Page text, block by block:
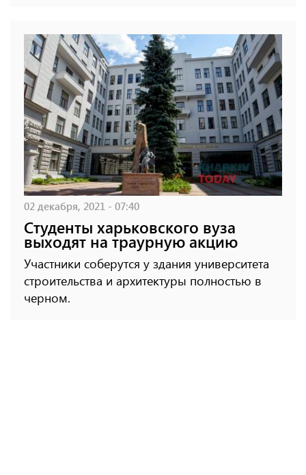
02 декабря, 2021 - 07:40
Студенты харьковского вуза
выходят на траурную акцию
Участники соберутся у здания университета
строительства и архитектуры полностью в
черном.